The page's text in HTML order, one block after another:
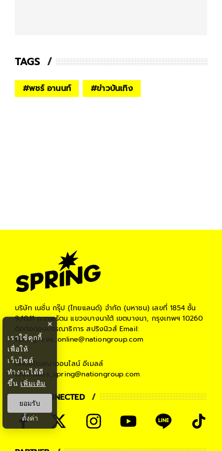
TAGS
#พชร์ อานนท์ #ข่าวบันเทิง
บริษัท เนชั่น กรุ๊ป (ไทยแลนด์) จำกัด (มหาชน) เลขที่ 1854 ชั้น
9,10,11 ถ.เทพรัตน แขวงบางนาใต้ เขตบางนา, กรุงเทพฯ 10260
ติดต่อกองบรรณาธิการ สปริงนิวส์Email:
springnews_online@nationgroup.com
ติดต่อโฆษณาออนไลน์ อีเมลล์
teamsales_spring@nationgroup.com
STAY CONNECTED
×
เราใช้คุกกี้
เพื่อให้
เว็บไซต์
ทำงานได้ดี
ขึ้น เพิ่มเติม
ยอมรับ
ตั้งค่า